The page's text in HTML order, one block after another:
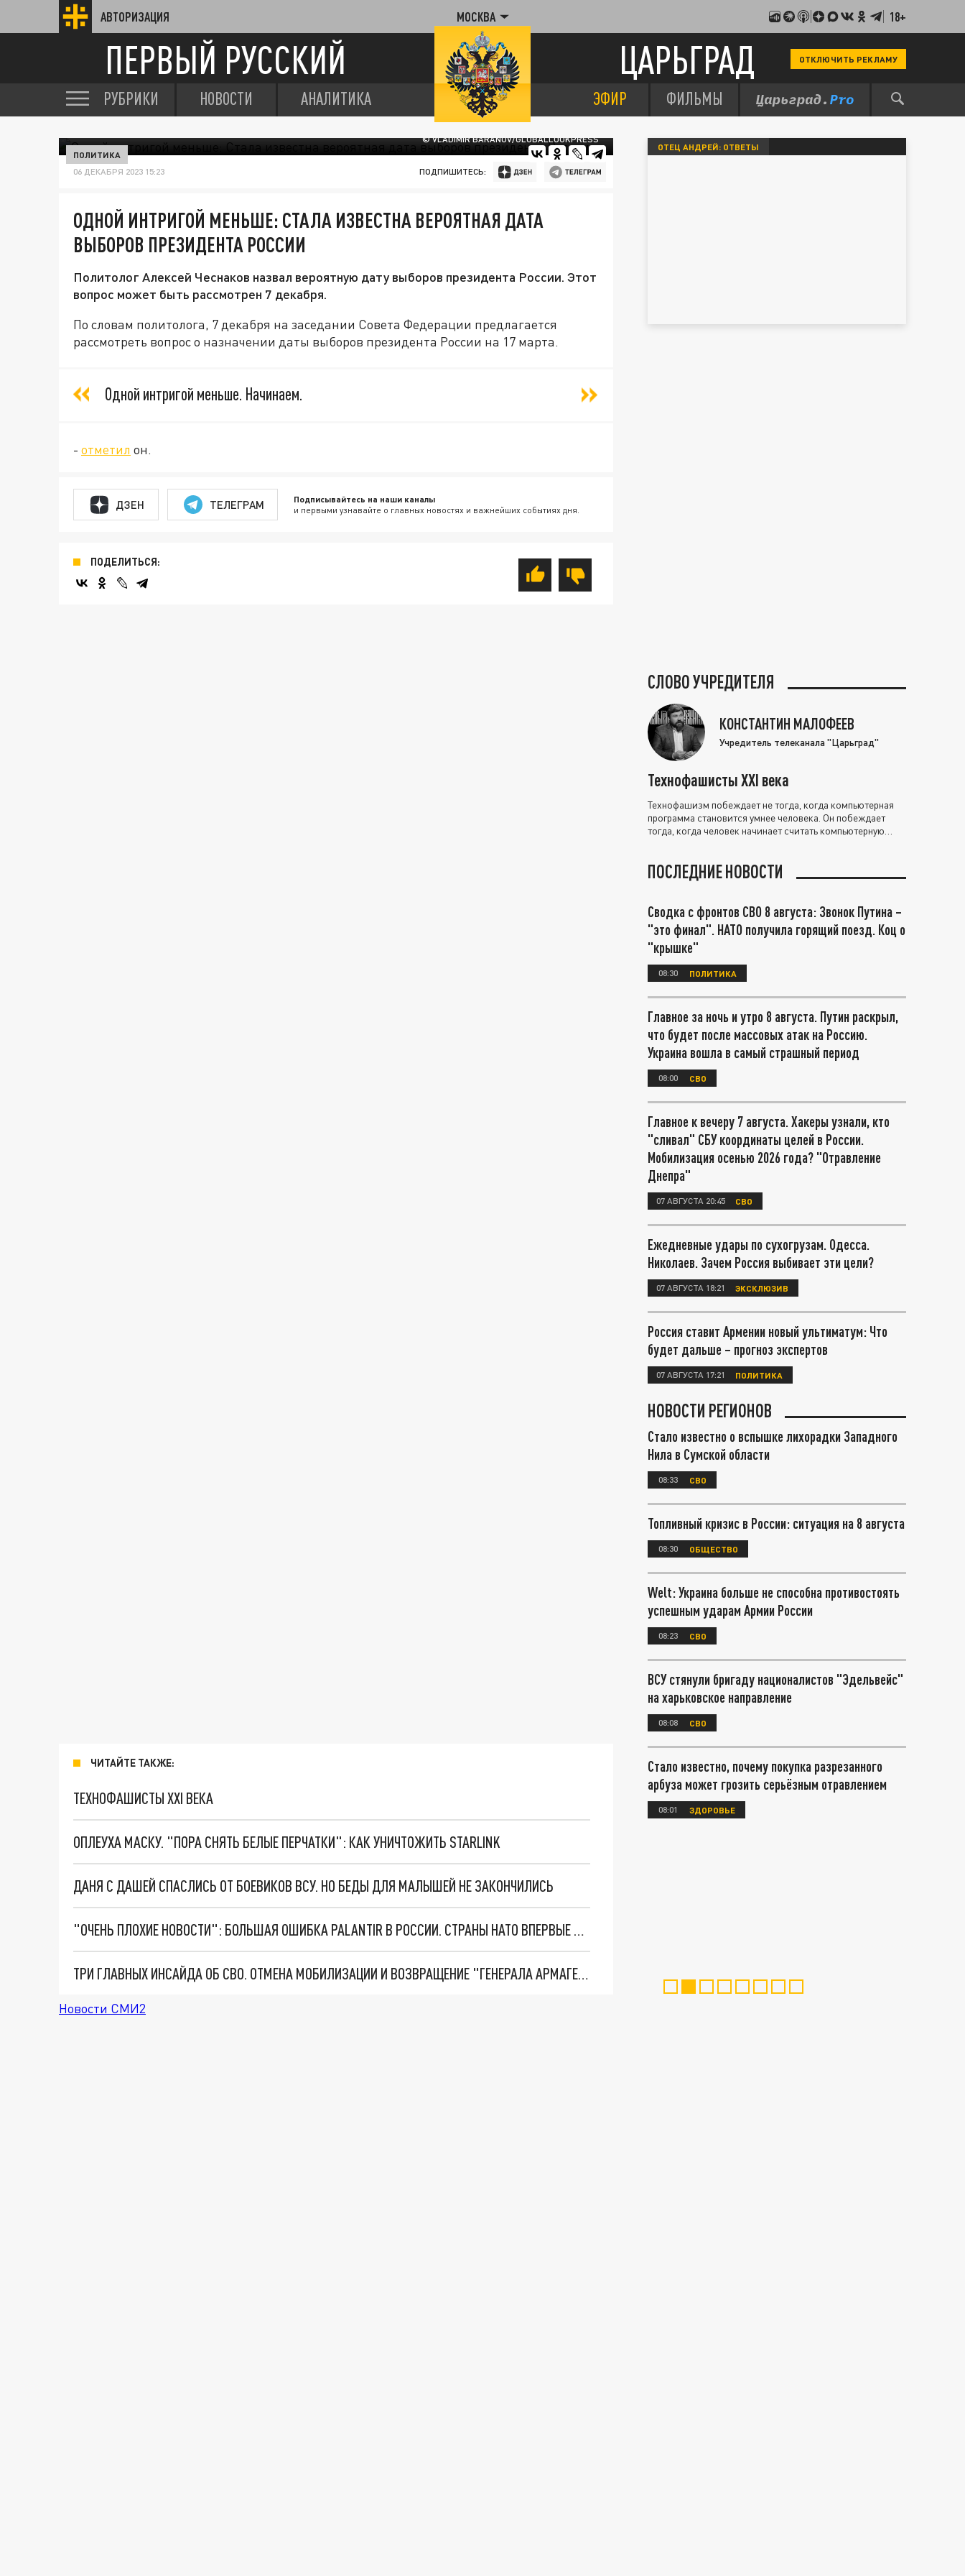
АВТОРИЗАЦИЯ МОСКВА 18+
ПЕРВЫЙ РУССКИЙ ЦАРЬГРАД ОТКЛЮЧИТЬ РЕКЛАМУ
РУБРИКИ НОВОСТИ АНАЛИТИКА ЭФИР ФИЛЬМЫ
© VLADIMIR BARANOV/GLOBALLOOKPRESS
ПОЛИТИКА
06 ДЕКАБРЯ 2023 15:23 ПОДПИШИТЕСЬ:
ОДНОЙ ИНТРИГОЙ МЕНЬШЕ: СТАЛА ИЗВЕСТНА ВЕРОЯТНАЯ ДАТА
ВЫБОРОВ ПРЕЗИДЕНТА РОССИИ
Политолог Алексей Чеснаков назвал вероятную дату выборов президента России. Этот
вопрос может быть рассмотрен 7 декабря.
По словам политолога, 7 декабря на заседании Совета Федерации предлагается
рассмотреть вопрос о назначении даты выборов президента России на 17 марта.
Одной интригой меньше. Начинаем.
- отметил он.
ДЗЕН ТЕЛЕГРАМ Подписывайтесь на наши каналы
и первыми узнавайте о главных новостях и важнейших событиях дня.
ПОДЕЛИТЬСЯ:
ЧИТАЙТЕ ТАКЖЕ:
ТЕХНОФАШИСТЫ XXI ВЕКА
ОПЛЕУХА МАСКУ. "ПОРА СНЯТЬ БЕЛЫЕ ПЕРЧАТКИ": КАК УНИЧТОЖИТЬ STARLINK
ДАНЯ С ДАШЕЙ СПАСЛИСЬ ОТ БОЕВИКОВ ВСУ. НО БЕДЫ ДЛЯ МАЛЫШЕЙ НЕ ЗАКОНЧИЛИСЬ
"ОЧЕНЬ ПЛОХИЕ НОВОСТИ": БОЛЬШАЯ ОШИБКА PALANTIR В РОССИИ. СТРАНЫ НАТО ВПЕРВЫЕ ЗА СВО ОСТАНОВИЛИ ПОСТАВКИ ОРУЖИЯ. ВСУ ТЕРЯЮТ ПРИГРАНИЧЬЕ?
ТРИ ГЛАВНЫХ ИНСАЙДА ОБ СВО. ОТМЕНА МОБИЛИЗАЦИИ И ВОЗВРАЩЕНИЕ "ГЕНЕРАЛА АРМАГЕДДОНА"? ОТЛИЧНЫЕ НОВОСТИ, КОТОРЫЕ ЖДАЛИ ВСЕ
Новости СМИ2
ОТЕЦ АНДРЕЙ: ОТВЕТЫ
СЛОВО УЧРЕДИТЕЛЯ
КОНСТАНТИН МАЛОФЕЕВ
Учредитель телеканала "Царьград"
Технофашисты XXI века
Технофашизм побеждает не тогда, когда компьютерная
программа становится умнее человека. Он побеждает
тогда, когда человек начинает считать компьютерную
ПОСЛЕДНИЕ НОВОСТИ
Сводка с фронтов СВО 8 августа: Звонок Путина –
"это финал". НАТО получила горящий поезд. Коц о
"крышке"
08:30 ПОЛИТИКА
Главное за ночь и утро 8 августа. Путин раскрыл,
что будет после массовых атак на Россию.
Украина вошла в самый страшный период
08:00 СВО
Главное к вечеру 7 августа. Хакеры узнали, кто
"сливал" СБУ координаты целей в России.
Мобилизация осенью 2026 года? "Отравление
Днепра"
07 АВГУСТА 20:45 СВО
Ежедневные удары по сухогрузам. Одесса.
Николаев. Зачем Россия выбивает эти цели?
07 АВГУСТА 18:21 ЭКСКЛЮЗИВ
Россия ставит Армении новый ультиматум: Что
будет дальше – прогноз экспертов
07 АВГУСТА 17:21 ПОЛИТИКА
НОВОСТИ РЕГИОНОВ
Стало известно о вспышке лихорадки Западного
Нила в Сумской области
08:33 СВО
Топливный кризис в России: ситуация на 8 августа
08:30 ОБЩЕСТВО
Welt: Украина больше не способна противостоять
успешным ударам Армии России
08:23 СВО
ВСУ стянули бригаду националистов "Эдельвейс"
на харьковское направление
08:08 СВО
Стало известно, почему покупка разрезанного
арбуза может грозить серьёзным отравлением
08:01 ЗДОРОВЬЕ